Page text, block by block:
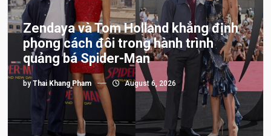
Zendaya và Tom Holland khẳng định
phong cách đôi trong hành trình
quảng bá Spider-Man
by Thai Khang Pham August 6, 2026